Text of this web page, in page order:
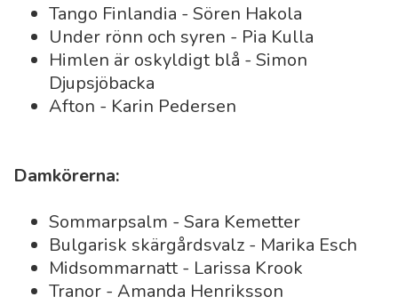
Tango Finlandia - Sören Hakola
Under rönn och syren - Pia Kulla
Himlen är oskyldigt blå - Simon
Djupsjöbacka
Afton - Karin Pedersen
Damkörerna:
Sommarpsalm - Sara Kemetter
Bulgarisk skärgårdsvalz - Marika Esch
Midsommarnatt - Larissa Krook
Tranor - Amanda Henriksson